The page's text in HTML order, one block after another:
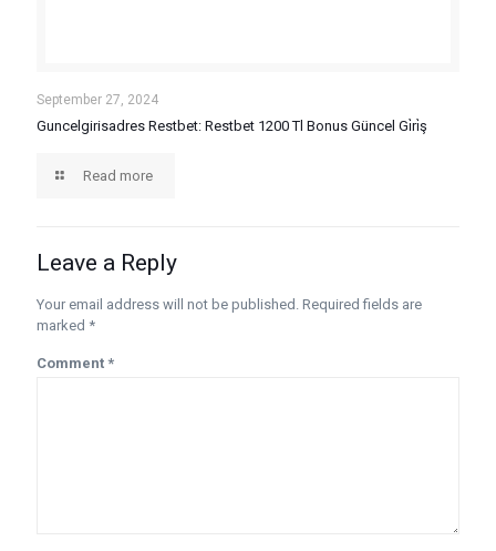
September 27, 2024
Guncelgirisadres Restbet: Restbet 1200 Tl Bonus Güncel Gi̇ri̇ş
Read more
Leave a Reply
Your email address will not be published. Required fields are
marked *
Comment *